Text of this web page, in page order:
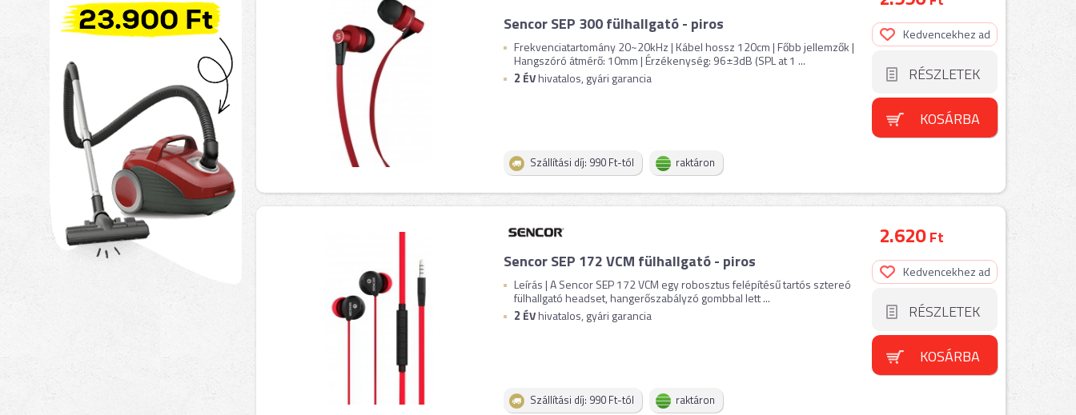
Sencor SEP 300 fülhallgató - piros
Frekvenciatartomány 20~20kHz | Kábel hossz 120cm | Főbb jellemzők |
Hangszóró átmérő: 10mm | Érzékenység: 96±3dB (SPL at 1 ...
2 ÉVhivatalos, gyári garancia
Szállítási díj: 990 Ft-tól raktáron
Kedvencekhez ad
RÉSZLETEK
KOSÁRBA
Sencor SEP 172 VCM fülhallgató - piros
Leírás | A Sencor SEP 172 VCM egy robosztus felépítésű tartós sztereó
fülhallgató headset, hangerőszabályzó gombbal lett ...
2 ÉVhivatalos, gyári garancia
Szállítási díj: 990 Ft-tól raktáron
2.620Ft
Kedvencekhez ad
RÉSZLETEK
KOSÁRBA